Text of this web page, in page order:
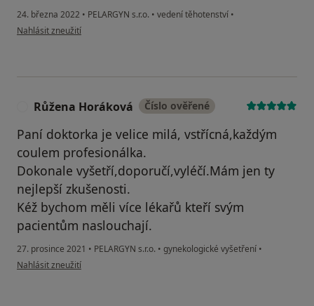
24. března 2022 • PELARGYN s.r.o. • vedení těhotenství •
podle názoru uživatele Pája
Nahlásit zneužití
Růžena Horáková Číslo ověřené
Paní doktorka je velice milá, vstřícná,každým
coulem profesionálka.
Dokonale vyšetří,doporučí,vyléčí.Mám jen ty
nejlepší zkušenosti.
Kéž bychom měli více lékařů kteří svým
pacientům naslouchají.
27. prosince 2021 • PELARGYN s.r.o. • gynekologické vyšetření •
podle názoru uživatele Růžena Horáková
Nahlásit zneužití